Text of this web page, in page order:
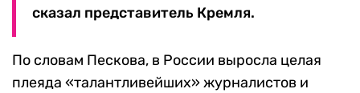
сказал представитель Кремля.
По словам Пескова, в России выросла целая
плеяда «талантливейших» журналистов и